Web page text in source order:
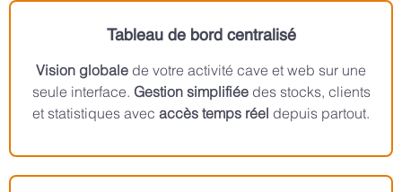
Tableau de bord centralisé
Vision globale de votre activité cave et web sur une
seule interface. Gestion simplifiéedes stocks, clients
et statistiques avec accès temps réel depuis partout.